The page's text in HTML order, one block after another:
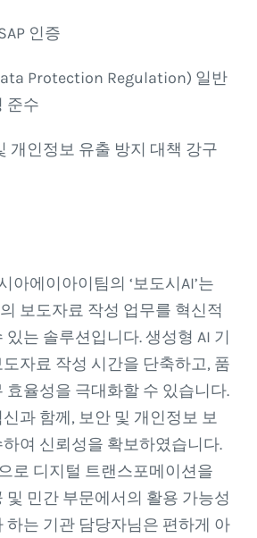
인증
Protection Regulation) 일반
준수
개인정보 유출 방지 대책 강구
아에이아이팀의 ‘보도시AI’는
보도자료 작성 업무를 혁신적
는 솔루션입니다. 생성형 AI 기
자료 작성 시간을 단축하고, 품
효율성을 극대화할 수 있습니다.
과 함께, 보안 및 개인정보 보
여 신뢰성을 확보하였습니다.
로 디지털 트랜스포메이션을
및 민간 부문에서의 활용 가능성
하는 기관 담당자님은 편하게 아